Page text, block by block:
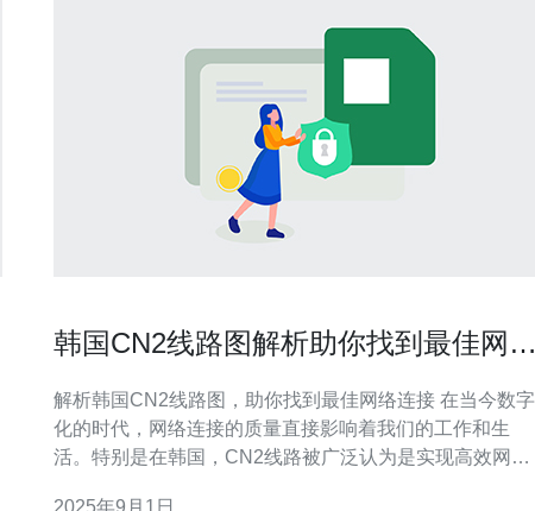
韩国CN2线路图解析助你找到最佳网络
解析韩国CN2线路图，助你找到最佳网络连接 在当今数字
化的时代，网络连接的质量直接影响着我们的工作和生
活。特别是在韩国，CN2线路被广泛认为是实现高效网络
2025年9月1日